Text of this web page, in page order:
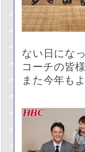
ない日にな
コーチの皆
また今年も